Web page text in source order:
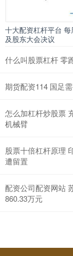
十大配资杠杆平台
及股东大会决议
什么叫股票杠杆 零
期货配资114 国足
怎么加杠杆炒股票
机械臂
股票十倍杠杆原理
遭留置
配资公司配资网站
860.33万元